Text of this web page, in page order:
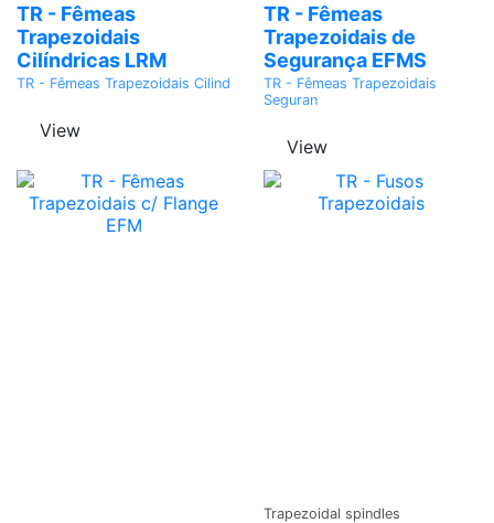
Quote
TR - Fêmeas
Trapezoidais
Cilíndricas LRM
TR - Fêmeas Trapezoidais Cilind
View
Quote
TR - Fêmeas
Trapezoidais de
Segurança EFMS
TR - Fêmeas Trapezoidais
Seguran
View
Trapezoidal spindles